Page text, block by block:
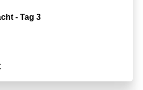
1Live Comedy Nacht - Tag 3